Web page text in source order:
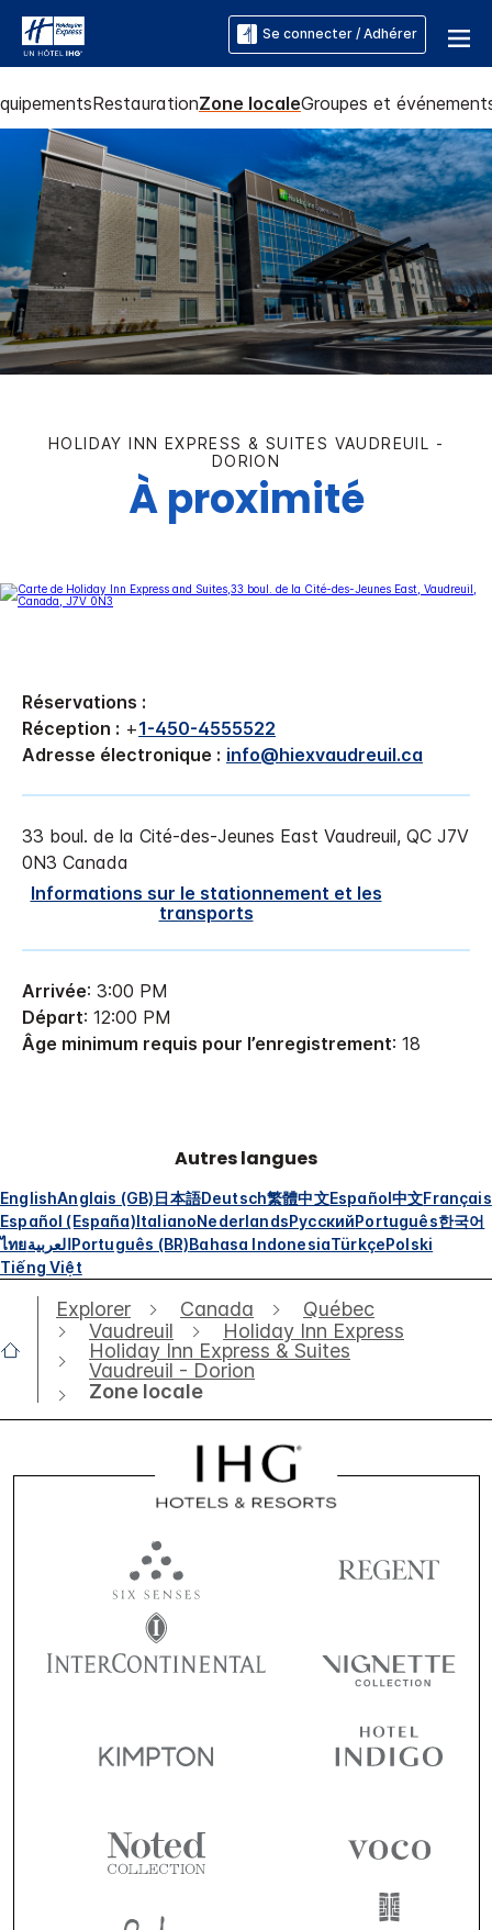
Se connecter / Adhérer
RestaurationZone localeGroupes et
HOLIDAY INN EXPRESS & SUITES VAUDREUIL -
DORION
À proximité
Réservations :
Réception : +1-450-4555522
Adresse électronique : info@hiexvaudreuil.ca
33 boul. de la Cité-des-Jeunes East Vaudreuil, QC J7V
0N3 Canada
Informations sur le stationnement et les
transports
Arrivée: 3:00 PM
Départ: 12:00 PM
Âge minimum requis pour l’enregistrement: 18
Autres langues
EnglishAnglais (GB)日本語Deutsch繁體中文Español中文Français
Español (España)ItalianoNederlandsРусскийPortuguês한국어
ไทยالعربيةPortuguês (BR)Bahasa IndonesiaTürkçePolski
Tiếng Việt
Explorer Canada
Québec
Vaudreuil
Holiday Inn Express
Holiday Inn Express & Suites
Vaudreuil - Dorion
Zone locale